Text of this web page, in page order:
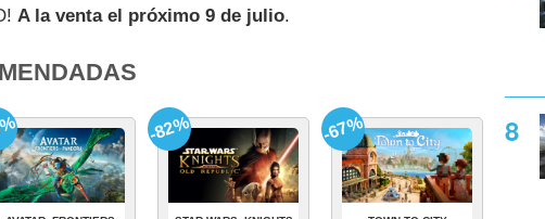
A la venta el próximo 9 de julio.
-82% -67%